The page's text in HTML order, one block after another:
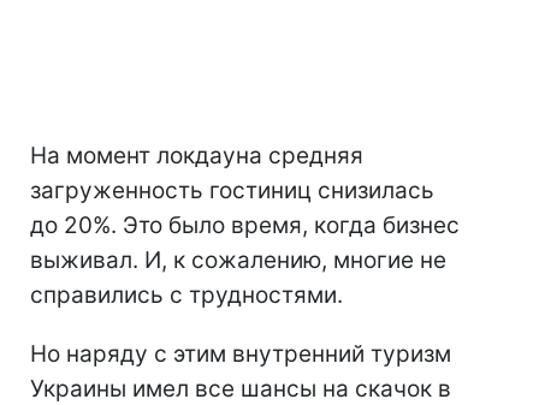
На момент локдауна средняя
загруженность гостиниц снизилась
до 20%. Это было время, когда бизнес
выживал. И, к сожалению, многие не
справились с трудностями.
Но наряду с этим внутренний туризм
Украины имел все шансы на скачок в